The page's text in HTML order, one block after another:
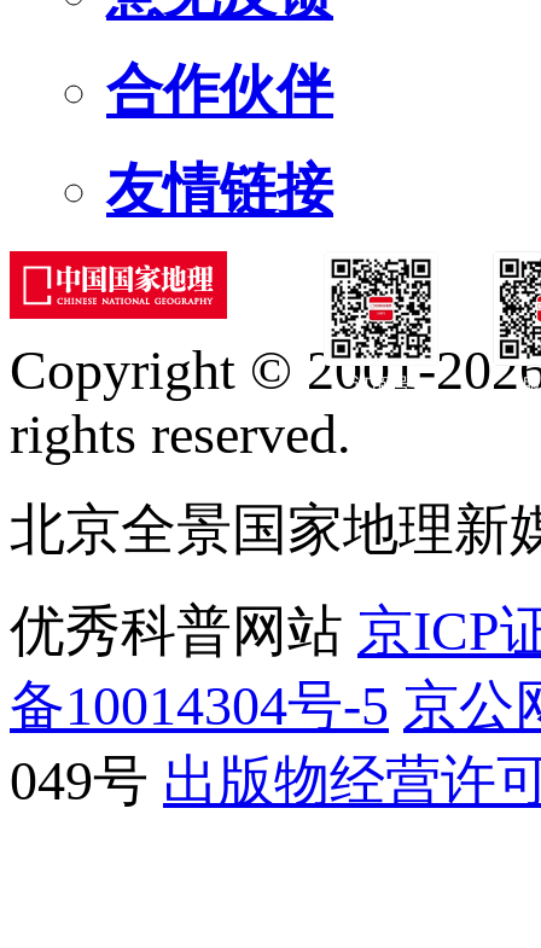
合作伙伴
友情链接
订阅号
Copyright © 2001-
rights reserved.
北京全景国家地理新
优秀科普网站 京ICP
备10014304号-5 京公
049号 出版物经营许